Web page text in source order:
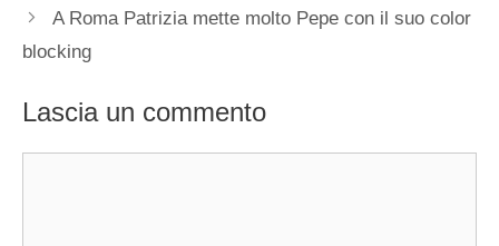
A Roma Patrizia mette molto Pepe con il suo color
blocking
Lascia un commento